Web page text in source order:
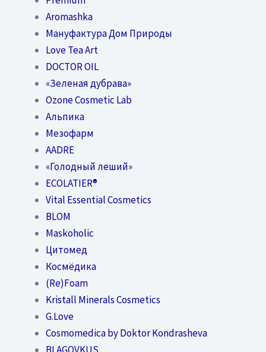
Aromashka
Мануфактура Дом Природы
Love Tea Art
DOCTOR OIL
«Зеленая дубрава»
Ozone Cosmetic Lab
Альпика
Мезофарм
AADRE
«Голодный леший»
EСОLATIER®
Vital Essential Cosmetics
BLOM
Maskoholic
Цитомед
Космёдика
(Re)Foam
Kristall Minerals Cosmetics
G.Love
Cosmomedica by Doktor Kondrasheva
BLAGOVKUS